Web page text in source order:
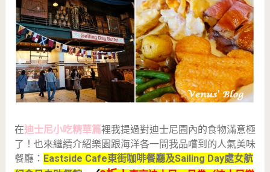
在迪士尼小吃精華篇裡我提過對迪士尼園內的食物滿意極
了！也來繼續介紹樂園跟海洋各一間我品嚐到的人氣美味
餐廳： Eastside Cafe東街咖啡餐廳及Sailing Day處女航